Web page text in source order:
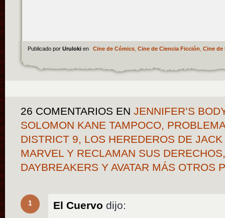
Publicado por Uruloki en Cine de Cómics, Cine de Ciencia Ficción Cine de
26 COMENTARIOS EN JENNIFER’S
SOLOMON KANE TAMPOCO,
DISTRICT 9, LOS HEREDEROS DE
MARVEL Y RECLAMAN SUS
DAYBREAKERS Y AVATAR MÁS
1 El Cuervo dijo: